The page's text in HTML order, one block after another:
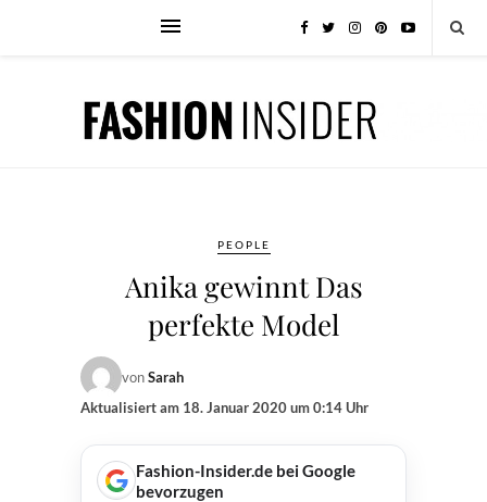
PEOPLE
Anika gewinnt Das
perfekte Model
vonSarah
Aktualisiert am 18. Januar 2020 um 0:14 Uhr
Fashion-Insider.de bei Google
bevorzugen